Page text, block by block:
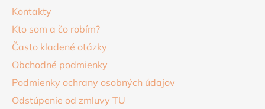
Kontakty
Kto som a čo robím?
Často kladené otázky
Obchodné podmienky
Podmienky ochrany osobných údajov
Odstúpenie od zmluvy TU